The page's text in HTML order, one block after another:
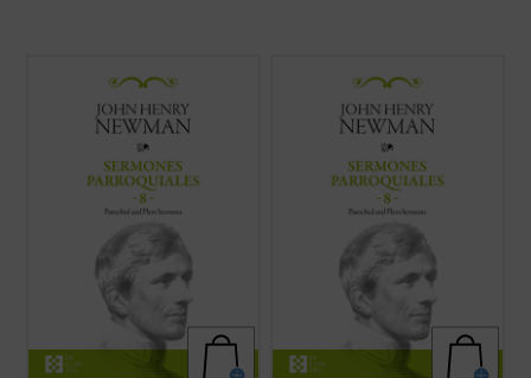
textos reunidos en este último volumen de
Sermones parroquiales no formaron
parte de la primera edición de 1842, previa
a la conversión de Newman al catolicismo,
sino que fueron incluidos en la ...
textos reunidos en este último volumen de
Sermones parroquiales no formaron
parte de la primera edición de 1842, previa
a la conversión de Newman al catolicismo,
sino que fueron incluidos en la ...